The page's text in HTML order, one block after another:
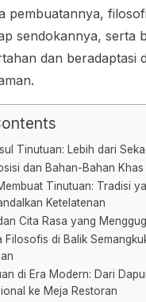
pembuatannya,
sendokannya, serta
dan beradaptasi
Tinutuan: Lebih dari
dan Bahan-Bahan
Tinutuan: Tradisi
Ketelatenan
Cita Rasa yang
Filosofis di Balik
di Era Modern: Dari
ke Meja Restoran